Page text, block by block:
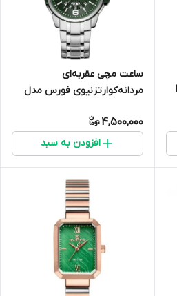
ساعت مچی عقربه‌ای
مردانه کوارتز نیوی فورس مدل
4,500,000
افزودن به سبد